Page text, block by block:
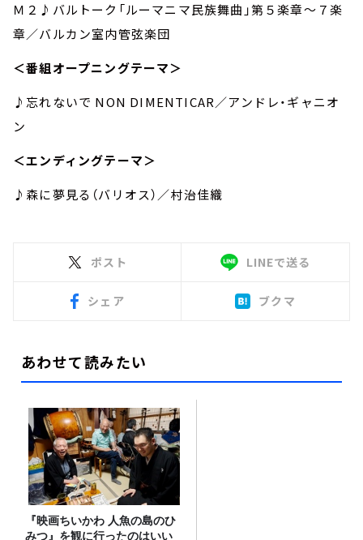
Ｍ２♪バルトーク「ルーマニマ民族舞曲」第５楽章～７楽
章／バルカン室内管弦楽団
＜番組オープニングテーマ＞
♪忘れないで NON DIMENTICAR／アンドレ・ギャニオ
ン
＜エンディングテーマ＞
♪森に夢見る（バリオス）／村治佳織
ポスト LINEで送る
シェア ブクマ
あわせて読みたい
『映画ちいかわ 人魚の島のひ
みつ』を観に行ったのはいい